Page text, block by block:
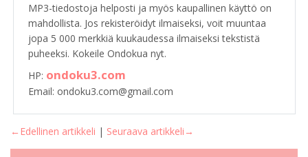
MP3-tiedostoja helposti ja myös kaupallinen käyttö on
mahdollista. Jos rekisteröidyt ilmaiseksi, voit muuntaa
jopa 5 000 merkkiä kuukaudessa ilmaiseksi tekstistä
puheeksi. Kokeile Ondokua nyt.
HP: ondoku3.com
Email: ondoku3.com@gmail.com
←Edellinen artikkeli | Seuraava artikkeli→